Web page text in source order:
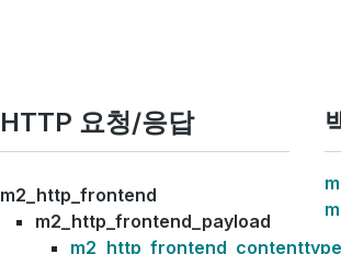
HTTP 요청/응답
m2_http_frontend
m2_http_frontend_payload
m2_http_frontend_contenttype